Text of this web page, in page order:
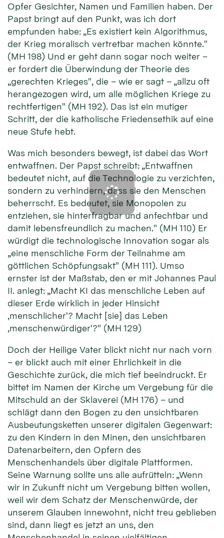
Opfer Gesichter, Namen und Familien haben. Der
Papst bringt auf den Punkt, was ich dort
empfunden habe: „Es existiert kein Algorithmus,
der Krieg moralisch vertretbar machen könnte."
(MH 198) Und er geht dann sogar noch weiter –
er fordert die Überwindung der Theorie des
„gerechten Krieges", die – wie er sagt – „allzu oft
herangezogen wird, um alle möglichen Kriege zu
rechtfertigen" (MH 192). Das ist ein mutiger
Schritt, der die katholische Friedensethik auf eine
neue Stufe hebt.
Was mich besonders bewegt, ist dabei das Wort
entwaffnen. Der Papst schreibt: „Entwaffnen
bedeutet nicht, auf die Technologie zu verzichten,
sondern zu verhindern, dass sie den Menschen
beherrscht. Es bedeutet, sie Monopolen zu
entziehen, sie hinterfragbar und anfechtbar und
damit lebensfreundlich zu machen." (MH 110) Er
würdigt die technologische Innovation sogar als
„eine menschliche Form der Teilnahme am
göttlichen Schöpfungsakt" (MH 111). Umso
ernster ist der Maßstab, den er mit Johannes Paul
II. anlegt: „Macht KI das menschliche Leben auf
dieser Erde wirklich in jeder Hinsicht
‚menschlicher'? Macht [sie] das Leben
‚menschenwürdiger'?" (MH 129)
Doch der Heilige Vater blickt nicht nur nach vorn
– er blickt auch mit einer Ehrlichkeit in die
Geschichte zurück, die mich tief beeindruckt. Er
bittet im Namen der Kirche um Vergebung für die
Mitschuld an der Sklaverei (MH 176) – und
schlägt dann den Bogen zu den unsichtbaren
Ausbeutungsketten unserer digitalen Gegenwart:
zu den Kindern in den Minen, den unsichtbaren
Datenarbeitern, den Opfern des
Menschenhandels über digitale Plattformen.
Seine Warnung sollte uns alle aufrütteln: „Wenn
wir in Zukunft nicht um Vergebung bitten wollen,
weil wir dem Schatz der Menschenwürde, der
unserem Glauben innewohnt, nicht treu geblieben
sind, dann liegt es jetzt an uns, den